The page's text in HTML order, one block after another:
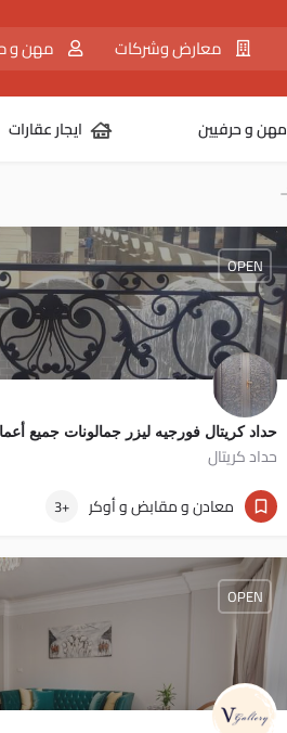
معارض وشركات مهن و
مهن و حرفيين ايجار عقارات
حداد كريتال فورجيه ليزر جمالونات جميع
حداد كريتال
01033446658
OPEN
معادن و مقابض و أوكر +3
OPEN